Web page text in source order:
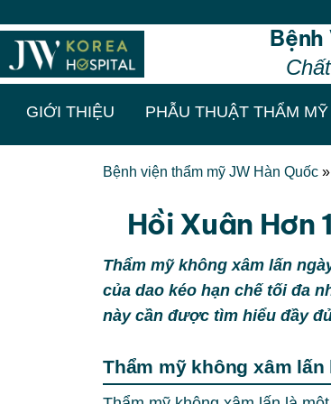
Bệnh
GIỚI THIỆU PHẪU THUẬT THẨM MỸ
Bệnh viện thẩm mỹ JW Hàn Quốc »
Hồi Xuân Hơn
Thẩm mỹ không xâm lấn
của dao kéo hạn chế tối đa
này cần được tìm hiểu đầy
Thẩm mỹ không xâm